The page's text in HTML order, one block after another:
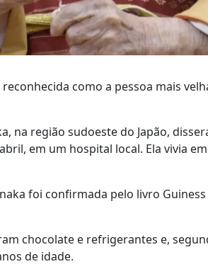
como a pessoa mais
na região sudoeste do Japão,
em um hospital local. Ela vivia
foi confirmada pelo livro
chocolate e refrigerantes e,
de idade.